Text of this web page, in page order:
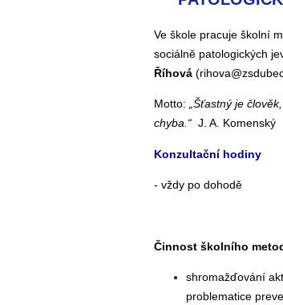
Ve škole pracuje školní
sociálně patologických
Říhová
Motto: „Šťastný je
chyba.“ J. A. Komenský
Konzultační hodiny
- vždy po dohodě
Činnost školního
shromažďování
problematice